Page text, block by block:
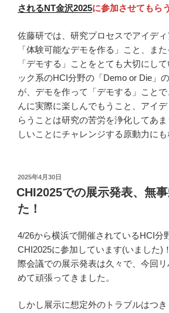
されるNT金沢2025に参加させてもら
佐藤研では、研究プロセスでアイデ
「体験可能なデモを作る」こと、ま
「デモする」ことをとても大切にし
ック系のHCI分野の「Demo or Die」
が、デモを作って「デモする」こと
んに実際に楽しんでもうこと、アイ
らうことは研究の苦労を浄化してあ
しいことにチャレンジする原動力にも
投
稿
日:
2025年4月30日
CHI2025での展示発表、無
た！
4/26から横浜で開催されているHCI分
CHI2025に参加しています(いました)
際会議での展示発表は久々で、今回
めて頑張ってきました。
しかし展示に想定外のトラブルはつ